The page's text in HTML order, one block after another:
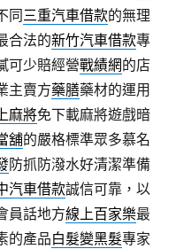
同三重汽車借款的無理
合法的新竹汽車借款專
可少賠經營戰績網的店
主賣方藥膳藥材的運用
麻將免下載麻將遊戲暗
舖的嚴格標準眾多慕名
防抓防潑水好清潔準備
汽車借款誠信可靠，以
員話地方線上百家樂最
的產品白髮變黑髮專家